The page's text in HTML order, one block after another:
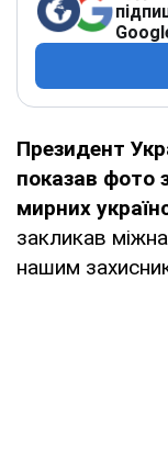
Президент
показав фото
мирних
закликав
нашим